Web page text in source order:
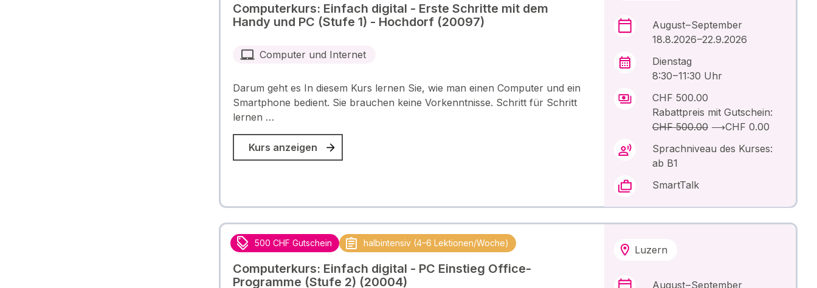
Computerkurs: Einfach digital - Erste Schritte mit dem
Handy und PC (Stufe 1) - Hochdorf (20097)
Computer und Internet
Darum geht es In diesem Kurs lernen Sie, wie man einen Computer und ein
Smartphone bedient. Sie brauchen keine Vorkenntnisse. Schritt für Schritt
lernen …
Kurs anzeigen
August – September
18.8.2026 –22.9.2026
Dienstag
8:30 – 11:30 Uhr
CHF 500.00
Rabattpreis mit Gutschein:
CHF 500.00 ⟶CHF 0.00
Sprachniveau des Kurses:
ab B1
SmartTalk
500 CHF Gutschein halbintensiv (4–6 Lektionen/Woche)
Computerkurs: Einfach digital - PC Einstieg Office-
Programme (Stufe 2) (20004)
Luzern
August – September